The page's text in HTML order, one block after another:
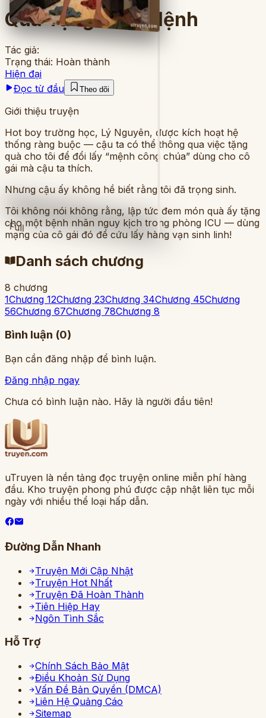
Full
Quà Tặng Sinh Mệnh
Tác giả:
Trạng thái: Hoàn thành
Hiện đại
Đọc từ đầu
Theo dõi
Giới thiệu truyện
Hot boy trường học, Lý Nguyên, được kích hoạt hệ
thống ràng buộc — cậu ta có thể thông qua việc tặng
quà cho tôi để đổi lấy “mệnh công chúa” dùng cho cô
gái mà cậu ta thích.
Nhưng cậu ấy không hề biết rằng tôi đã trọng sinh.
Tôi không nói không rằng, lập tức đem món quà ấy tặng
cho một bệnh nhân nguy kịch trong phòng ICU — dùng
mạng của cô gái đó để cứu lấy hàng vạn sinh linh!
Danh sách chương
8 chương
1Chương 12Chương 23Chương 34Chương 45Chương
56Chương 67Chương 78Chương 8
Bình luận (0)
Bạn cần đăng nhập để bình luận.
Đăng nhập ngay
Chưa có bình luận nào. Hãy là người đầu tiên!
uTruyen là nền tảng đọc truyện online miễn phí hàng
đầu. Kho truyện phong phú được cập nhật liên tục mỗi
ngày với nhiều thể loại hấp dẫn.
Đường Dẫn Nhanh
Truyện Mới Cập Nhật
Truyện Hot Nhất
Truyện Đã Hoàn Thành
Tiên Hiệp Hay
Ngôn Tình Sắc
Hỗ Trợ
Chính Sách Bảo Mật
Điều Khoản Sử Dụng
Vấn Đề Bản Quyền (DMCA)
Liên Hệ Quảng Cáo
Sitemap